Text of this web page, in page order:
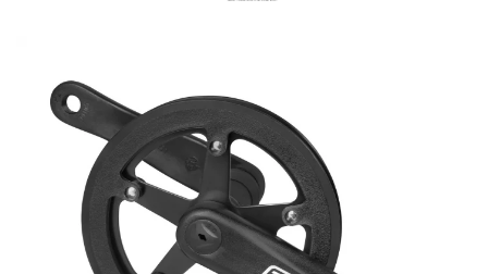
Biciclete pliabile
Biciclete de trekking
Accesorii biciclete
Scaun bicicleta copii